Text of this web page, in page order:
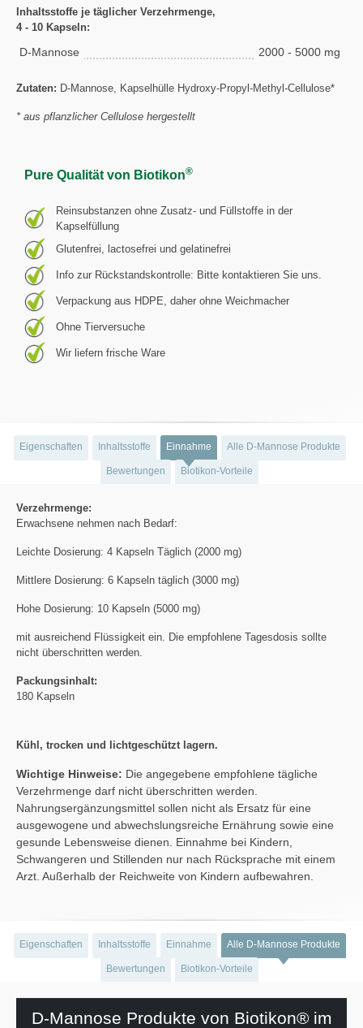
Inhaltsstoffe je täglicher Verzehrmenge,
4 - 10 Kapseln:
D-Mannose 2000 - 5000 mg
Zutaten: D-Mannose, Kapselhülle Hydroxy-Propyl-Methyl-Cellulose*
* aus pflanzlicher Cellulose hergestellt
Pure Qualität von Biotikon®
Reinsubstanzen ohne Zusatz- und Füllstoffe in der
Kapselfüllung
Glutenfrei, lactosefrei und gelatinefrei
Info zur Rückstandskontrolle: Bitte kontaktieren Sie uns.
Verpackung aus HDPE, daher ohne Weichmacher
Ohne Tierversuche
Wir liefern frische Ware
Eigenschaften Inhaltsstoffe Einnahme Alle D-Mannose Produkte
Bewertungen Biotikon-Vorteile
Verzehrmenge:
Erwachsene nehmen nach Bedarf:
Leichte Dosierung: 4 Kapseln Täglich (2000 mg)
Mittlere Dosierung: 6 Kapseln täglich (3000 mg)
Hohe Dosierung: 10 Kapseln (5000 mg)
mit ausreichend Flüssigkeit ein. Die empfohlene Tagesdosis sollte
nicht überschritten werden.
Packungsinhalt:
180 Kapseln
Kühl, trocken und lichtgeschützt lagern.
Wichtige Hinweise: Die angegebene empfohlene tägliche
Verzehrmenge darf nicht überschritten werden.
Nahrungsergänzungsmittel sollen nicht als Ersatz für eine
ausgewogene und abwechslungsreiche Ernährung sowie eine
gesunde Lebensweise dienen. Einnahme bei Kindern,
Schwangeren und Stillenden nur nach Rücksprache mit einem
Arzt. Außerhalb der Reichweite von Kindern aufbewahren.
Eigenschaften Inhaltsstoffe Einnahme Alle D-Mannose Produkte
Bewertungen Biotikon-Vorteile
D-Mannose Produkte von Biotikon® im